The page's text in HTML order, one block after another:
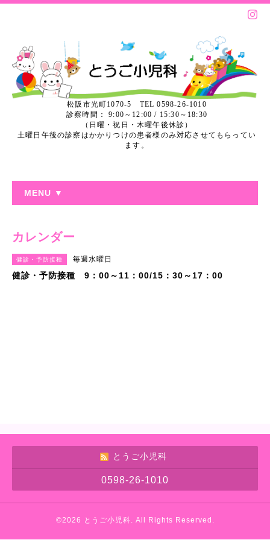
松阪市光町1070-5 TEL 0598-26-1010
診察時間： 9:00～12:00 / 15:30～18:30
（日曜・祝日・木曜午後休診）
土曜日午後の診察はかかりつけの患者様のみ対応させてもらってい
ます。
MENU ▼
カレンダー
健診・予防接種 毎週水曜日
健診・予防接種 9：00～11：00/15：30～17：00
とうご小児科
0598-26-1010
©2026 とうご小児科 . All Rights Reserved.